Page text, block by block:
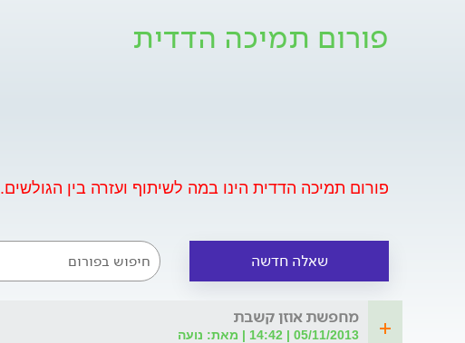
פורום תמיכה הדדית
פורום תמיכה הדדית הינו במה לשיתוף ועזרה בין הגולשים.
שאלה חדשה
מחפשת אוזן קשבת
05/11/2013 | 14:42 | מאת: נועה